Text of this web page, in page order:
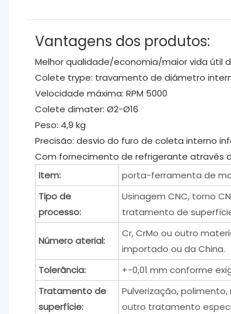
Vantagens dos produtos:
Melhor qualidade/economia/maior vida útil
Colete trype: travamento de diâmetro
Velocidade máxima: RPM 5000
Colete dimater: Ø2-Ø16
Peso: 4,9 kg
Precisão: desvio do furo de coleta interno
Com fornecimento de refrigerante através
Item:
porta-ferramenta de
Tipo de
processo:
Usinagem CNC, torno
tratamento de
Número aterial:
Cr, CrMo ou outro
importado ou da China.
Tolerância:
+-0,01 mm conforme
Tratamento de
superfície:
Pulverização,
outro tratamento